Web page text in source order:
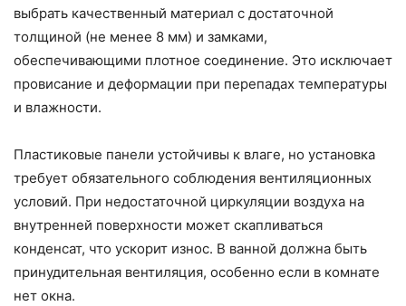
выбрать качественный материал с достаточной
толщиной (не менее 8 мм) и замками,
обеспечивающими плотное соединение. Это исключает
провисание и деформации при перепадах температуры
и влажности.
Пластиковые панели устойчивы к влаге, но установка
требует обязательного соблюдения вентиляционных
условий. При недостаточной циркуляции воздуха на
внутренней поверхности может скапливаться
конденсат, что ускорит износ. В ванной должна быть
принудительная вентиляция, особенно если в комнате
нет окна.